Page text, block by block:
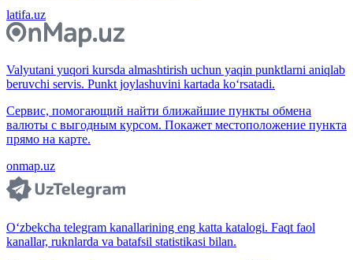
latifa.uz
Valyutani yuqori kursda almashtirish uchun yaqin punktlarni aniqlab
beruvchi servis. Punkt joylashuvini kartada ko‘rsatadi.
Сервис, помогающий найти ближайшие пункты обмена
валюты с выгодным курсом. Покажет местоположение пункта
прямо на карте.
onmap.uz
O‘zbekcha telegram kanallarining eng katta katalogi. Faqt faol
kanallar, ruknlarda va batafsil statistikasi bilan.